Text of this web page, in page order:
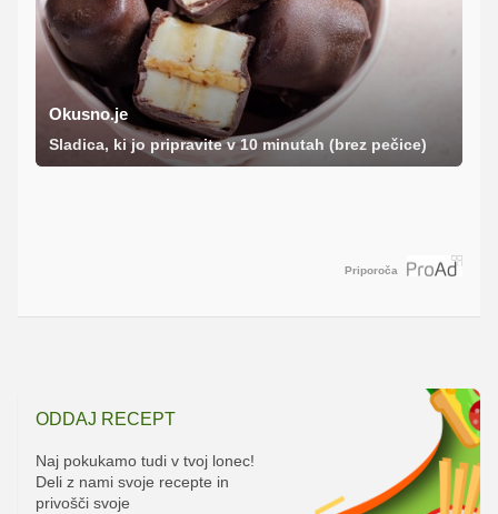
Okusno.je
Sladica, ki jo pripravite v 10 minutah (brez pečice)
Priporoča
ODDAJ RECEPT
Naj pokukamo tudi v tvoj lonec!
Deli z nami svoje recepte in
privošči svoje